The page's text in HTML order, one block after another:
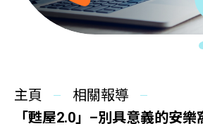
主頁
同你講故事
主頁
相關報導
「甦屋2.0」–別具意義的安樂